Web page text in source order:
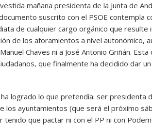
mañana presidenta de la Junta de
suscrito con el PSOE contempla
de cualquier cargo orgánico que
de los aforamientos a nivel autonómico,
Chaves ni a José Antonio Griñán.
que finalmente ha decidido dar
logrado lo que pretendía: ser presidenta
los ayuntamientos (que será el próximo
tenido que pactar ni con el PP ni con